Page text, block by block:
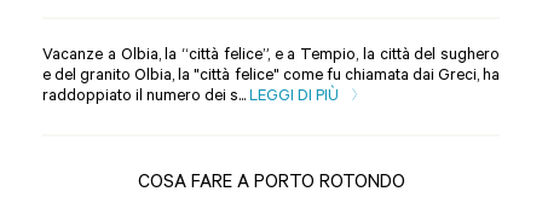
Vacanze a Olbia, la “città felice”, e a Tempio, la città del sughero
e del granito Olbia, la "città felice" come fu chiamata dai Greci, ha
raddoppiato il numero dei s... LEGGI DI PIÙ
COSA FARE A PORTO ROTONDO